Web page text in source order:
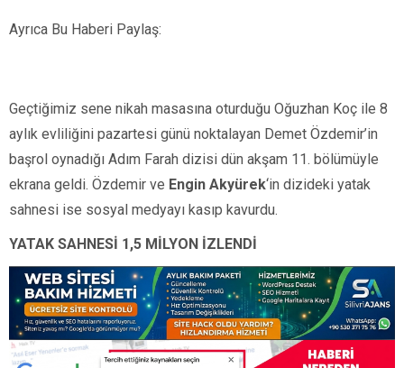
Ayrıca Bu Haberi Paylaş:
Geçtiğimiz sene nikah masasına oturduğu Oğuzhan Koç ile 8
aylık evliliğini pazartesi günü noktalayan Demet Özdemir’in
başrol oynadığı Adım Farah dizisi dün akşam 11. bölümüyle
ekrana geldi. Özdemir ve Engin Akyürek‘in dizideki yatak
sahnesi ise sosyal medyayı kasıp kavurdu.
YATAK SAHNESİ 1,5 MİLYON İZLENDİ